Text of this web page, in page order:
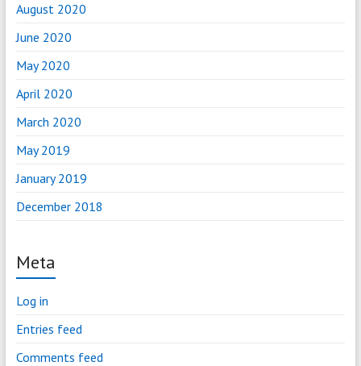
August 2020
June 2020
May 2020
April 2020
March 2020
May 2019
January 2019
December 2018
Meta
Log in
Entries feed
Comments feed